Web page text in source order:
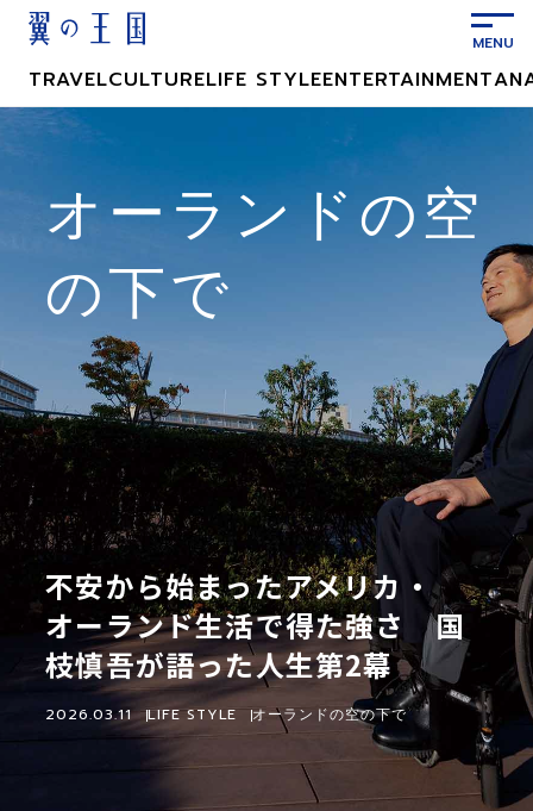
ン
TRAVELCULTURELIFE STYLEENTERTAINMENT
オーランドの空
の下で
不安から始まったアメリカ・
オーランド生活で得た強さ 国
枝慎吾が語った人生第2幕
2026.03.11 LIFE STYLE オーランドの空の下で